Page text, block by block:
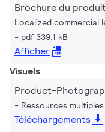
Brochure du
Localized commercial
pdf 339.1 kB
Afficher
Visuels
Product-
Ressources multiples
Téléchargements